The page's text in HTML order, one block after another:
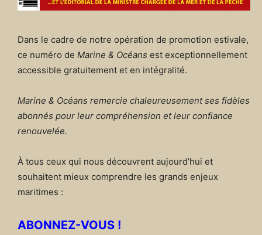
Dans le cadre de notre opération de promotion estivale,
ce numéro de Marine & Océans est exceptionnellement
accessible gratuitement et en intégralité.
Marine & Océans remercie chaleureusement ses fidèles
abonnés pour leur compréhension et leur confiance
renouvelée.
À tous ceux qui nous découvrent aujourd’hui et
souhaitent mieux comprendre les grands enjeux
maritimes :
ABONNEZ-VOUS !